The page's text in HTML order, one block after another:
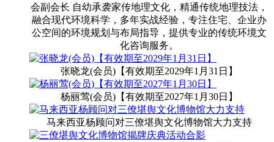
会副会长 自幼承袭家传地理文化，精通传统地理技法，
融合现代环境科学，多年实战经验，专注住宅、企业办
公空间的环境规划与布局指导，提供专业的传统环境文
化咨询服务。
张晓龙(会员)【有效期至2029年1月31日】
杨丽莺(会员)【有效期至2027年1月30日】
马来西亚杨顾问对三僚堪舆文化博物馆大力支持